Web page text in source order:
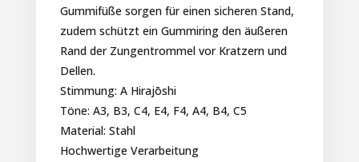
Gummifüße sorgen für einen sicheren Stand,
zudem schützt ein Gummiring den äußeren
Rand der Zungentrommel vor Kratzern und
Dellen.
Stimmung: A Hirajōshi
Töne: A3, B3, C4, E4, F4, A4, B4, C5
Material: Stahl
Hochwertige Verarbeitung